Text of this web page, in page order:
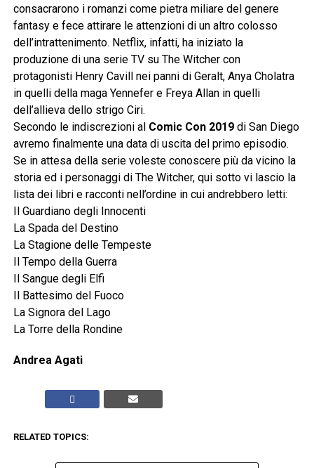
consacrarono i romanzi come pietra miliare del genere
fantasy e fece attirare le attenzioni di un altro colosso
dell’intrattenimento. Netflix, infatti, ha iniziato la
produzione di una serie TV su The Witcher con
protagonisti Henry Cavill nei panni di Geralt, Anya Cholatra
in quelli della maga Yennefer e Freya Allan in quelli
dell’allieva dello strigo Ciri.
Secondo le indiscrezioni al Comic Con 2019di San Diego
avremo finalmente una data di uscita del primo episodio.
Se in attesa della serie voleste conoscere più da vicino la
storia ed i personaggi di The Witcher, qui sotto vi lascio la
lista dei libri e racconti nell’ordine in cui andrebbero letti:
Il Guardiano degli Innocenti
La Spada del Destino
La Stagione delle Tempeste
Il Tempo della Guerra
Il Sangue degli Elfi
Il Battesimo del Fuoco
La Signora del Lago
La Torre della Rondine
Andrea Agati
RELATED TOPICS: